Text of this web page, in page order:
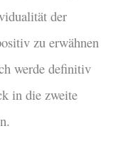
der
zu erwähnen
werde definitiv
in die zweite